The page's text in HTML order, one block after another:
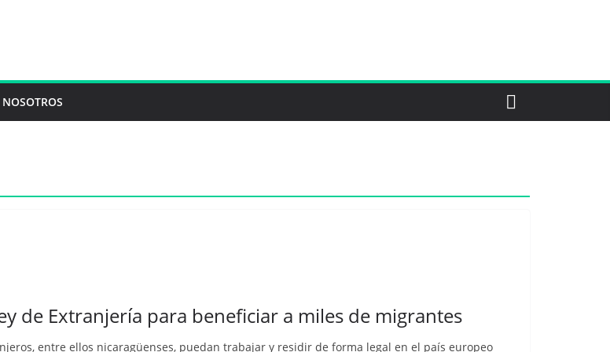
NOSOTROS
de Extranjería para beneficiar a miles de migrantes
entre ellos nicaragüenses, puedan trabajar y residir de forma legal en el país europeo